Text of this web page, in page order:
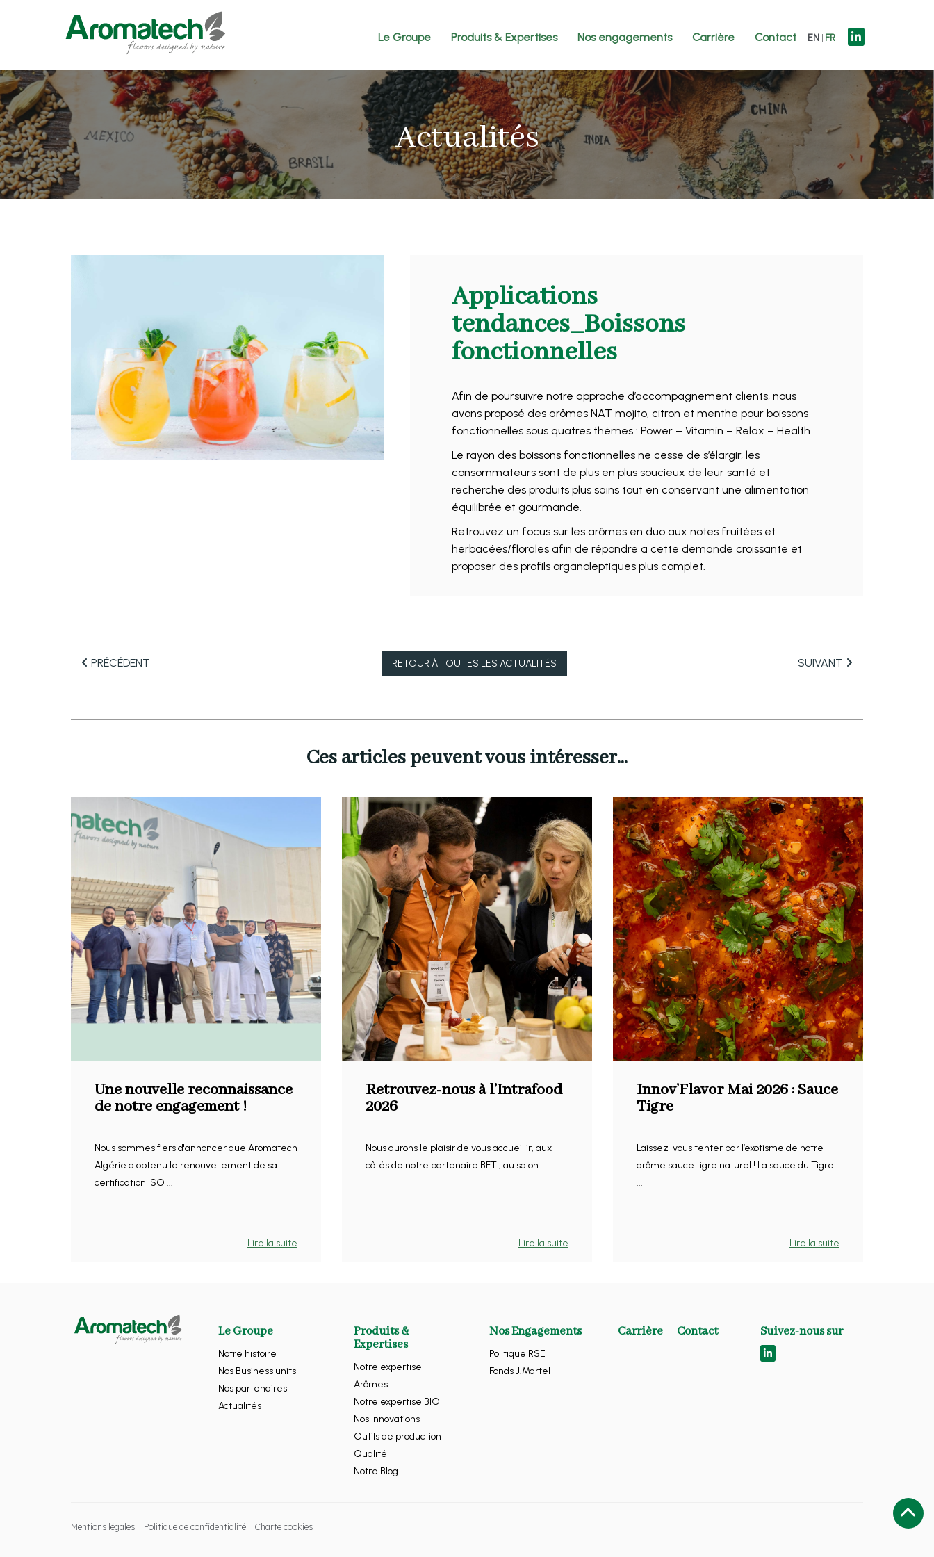
Le Groupe Produits & Expertises Nos engagements Carrière Contact EN FR
Actualités
Applications
tendances_Boissons
fonctionnelles
Afin de poursuivre notre approche d’accompagnement clients, nous
avons proposé des arômes NAT mojito, citron et menthe pour boissons
fonctionnelles sous quatres thèmes : Power – Vitamin – Relax – Health
Le rayon des boissons fonctionnelles ne cesse de s’élargir, les
consommateurs sont de plus en plus soucieux de leur santé et
recherche des produits plus sains tout en conservant une alimentation
équilibrée et gourmande.
Retrouvez un focus sur les arômes en duo aux notes fruitées et
herbacées/florales afin de répondre a cette demande croissante et
proposer des profils organoleptiques plus complet.
PRÉCÉDENT RETOUR ÀTOUTES LES ACTUALITÉS SUIVANT
Ces articles peuvent vous intéresser...
Une nouvelle reconnaissance
de notre engagement !
Nous sommes fiers d'annoncer que Aromatech
Algérie a obtenu le renouvellement de sa
certification ISO ...
Lire la suite
Retrouvez-nous à l’Intrafood
2026
Nous aurons le plaisir de vous accueillir, aux
côtés de notre partenaire BFTI, au salon ...
Lire la suite
Innov’Flavor Mai 2026 : Sauce
Tigre
Laissez-vous tenter par l’exotisme de notre
arôme sauce tigre naturel ! La sauce du Tigre
...
Lire la suite
Le Groupe
Notre histoire
Nos Business units
Nos partenaires
Actualités
Produits &
Expertises
Notre expertise
Arômes
Notre expertise BIO
Nos Innovations
Outils de production
Qualité
Notre Blog
Nos Engagements
Politique RSE
Fonds J.Martel
Carrière Contact Suivez-nous sur
Mentions légales Politique de confidentialité Charte cookies